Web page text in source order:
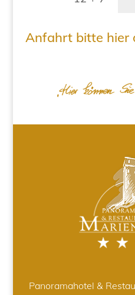
Anfahrt bitte hier
Panoramahotel &